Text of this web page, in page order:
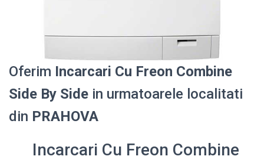
Oferim Incarcari Cu Freon Combine
Side By Side in urmatoarele localitati
din PRAHOVA
Incarcari Cu Freon Combine